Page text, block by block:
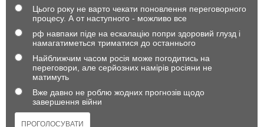
Цього року не варто чекати поновлення переговорного
процесу. А от наступного - можливо все
рф навпаки піде на ескалацію попри здоровий глузд і
намагатиметься триматися до останнього
Найближчим часом росія може погодитись на
переговори, але серйозних намірів росіяни не
матимуть
Вже давно не роблю жодних прогнозів щодо
завершення війни